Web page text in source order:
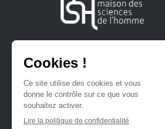
Créée en 1963, la Fondation
soutient la recherche et la
sciences humaines et sociales.